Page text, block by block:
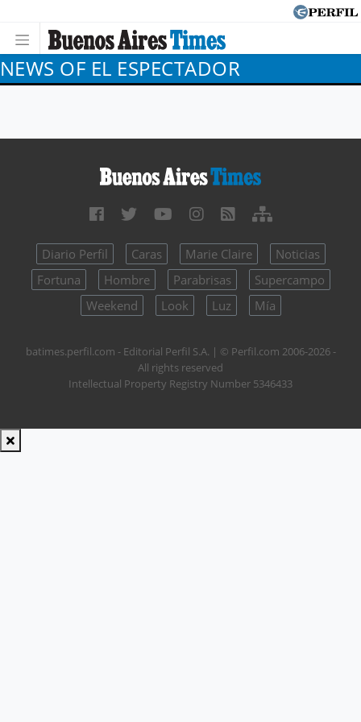
NEWS OF EL ESPECTADOR
Diario Perfil Caras Marie Claire
Noticias
Fortuna
Hombre Parabrisas
Supercampo
Weekend
Look Luz Mía
batimes.perfil.com - Editorial Perfil S.A. | © Perfil.com 2006-2026 -
All rights reserved
Intellectual Property Registry Number 5346433